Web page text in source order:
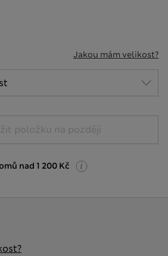
Jakou mám velikost?
položku na později
nad 1 200 Kč